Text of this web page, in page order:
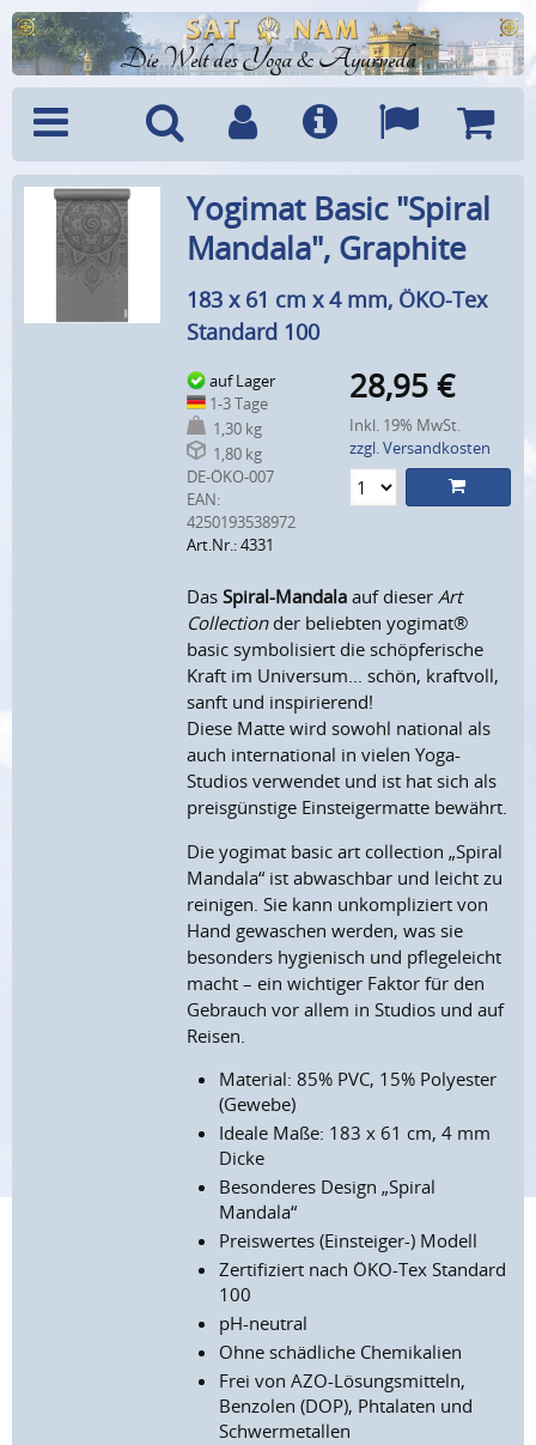
Die Welt des Yoga & Ayurveda
Menü SucheBenutzerkonto
Info Sprachen
Yogimat Basic "Spiral
Mandala", Graphite
183 x 61 cm x 4 mm, ÖKO-Tex
Standard 100
auf Lager
1-3 Tage
1,30 kg
1,80 kg
DE-ÖKO-007
EAN:
4250193538972
Art.Nr.: 4331
28,95 €
Inkl. 19% MwSt.
zzgl. Versandkosten
DasSpiral-Mandala auf dieserArt
Collectionder beliebten yogimat®
basic symbolisiert die schöpferische
Kraft im Universum... schön, kraftvoll,
sanft und inspirierend!
Diese Matte wird sowohl national als
auch international in vielen Yoga-
Studios verwendet und ist hat sich als
preisgünstige Einsteigermatte bewährt.
Die yogimat basic art collection „Spiral
Mandala“ ist abwaschbar und leicht zu
reinigen. Sie kann unkompliziert von
Hand gewaschen werden, was sie
besonders hygienisch und pflegeleicht
macht – ein wichtiger Faktor für den
Gebrauch vor allem in Studios und auf
Reisen.
Material: 85% PVC, 15% Polyester
(Gewebe)
Ideale Maße: 183 x 61 cm, 4 mm
Dicke
Besonderes Design „Spiral
Mandala“
Preiswertes (Einsteiger-) Modell
Zertifiziert nach ÖKO-Tex Standard
100
pH-neutral
Ohne schädliche Chemikalien
Frei von AZO-Lösungsmitteln,
Benzolen (DOP), Phtalaten und
Schwermetallen